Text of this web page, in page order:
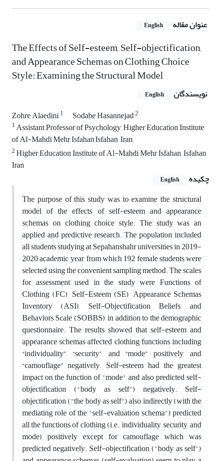
عنوان مقاله English
The Effects of Self-esteem, Self-objectification,
and Appearance Schemas on Clothing Choice
Style: Examining the Structural Model
نویسندگان English
Zohre Alaedini1 Sodabe Hasannejad2
1Assistant Professor of Psychology, Higher Education Institute
of Al-Mahdi Mehr Isfahan,Isfahan, Iran
2Higher Education Institute of Al-Mahdi Mehr Isfahan, Isfahan,
Iran
چکیده
English
The purpose of this study was to examine the structural
model of the effects of self-esteem and appearance
schemas on clothing choice style. The study was an
applied and predictive research. The population included
all students studying at Sepahanshahr universities in 2019-
2020 academic year, from which 192 female students were
selected using the convenient sampling method. The scales
for assessment used in the study were Functions of
Clothing (FC), Self-Esteem (SE), Appearance Schemas
Inventory (ASI), Self-Objectification Beliefs, and
Behaviors Scale (SOBBS), in addition to the demographic
questionnaire. The results showed that self-esteem and
appearance schemas affected clothing functions including
“individuality”, “security”, and “mode” positively, and
“camouflage” negatively. Self-esteem had the greatest
impact on the function of "mode" and also predicted self-
objectification ("body as self") negatively. Self-
objectification ("the body as self") also indirectly (with the
mediating role of the "self-evaluation schema") predicted
all the functions of clothing (i.e., individuality, security, and
mode) positively except for camouflage which was
predicted negatively. Self-objectification ("body as self")